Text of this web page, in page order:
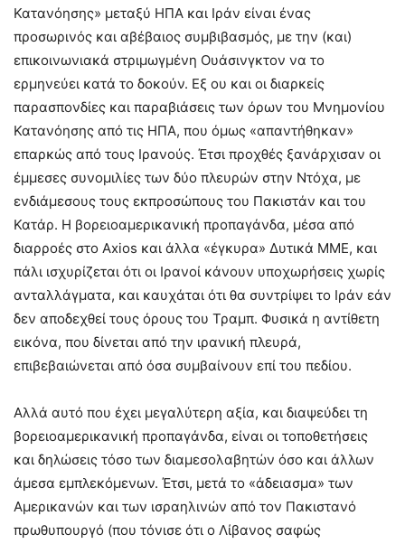
Κατανόησης» μεταξύ ΗΠΑ και Ιράν είναι ένας
προσωρινός και αβέβαιος συμβιβασμός, με την (και)
επικοινωνιακά στριμωγμένη Ουάσινγκτον να το
ερμηνεύει κατά το δοκούν. Εξ ου και οι διαρκείς
παρασπονδίες και παραβιάσεις των όρων του Μνημονίου
Κατανόησης από τις ΗΠΑ, που όμως «απαντήθηκαν»
επαρκώς από τους Ιρανούς. Έτσι προχθές ξανάρχισαν οι
έμμεσες συνομιλίες των δύο πλευρών στην Ντόχα, με
ενδιάμεσους τους εκπροσώπους του Πακιστάν και του
Κατάρ. Η βορειοαμερικανική προπαγάνδα, μέσα από
διαρροές στο Axios και άλλα «έγκυρα» Δυτικά ΜΜΕ, και
πάλι ισχυρίζεται ότι οι Ιρανοί κάνουν υποχωρήσεις χωρίς
ανταλλάγματα, και καυχάται ότι θα συντρίψει το Ιράν εάν
δεν αποδεχθεί τους όρους του Τραμπ. Φυσικά η αντίθετη
εικόνα, που δίνεται από την ιρανική πλευρά,
επιβεβαιώνεται από όσα συμβαίνουν επί του πεδίου.
Αλλά αυτό που έχει μεγαλύτερη αξία, και διαψεύδει τη
βορειοαμερικανική προπαγάνδα, είναι οι τοποθετήσεις
και δηλώσεις τόσο των διαμεσολαβητών όσο και άλλων
άμεσα εμπλεκόμενων. Έτσι, μετά το «άδειασμα» των
Αμερικανών και των ισραηλινών από τον Πακιστανό
πρωθυπουργό (που τόνισε ότι ο Λίβανος σαφώς